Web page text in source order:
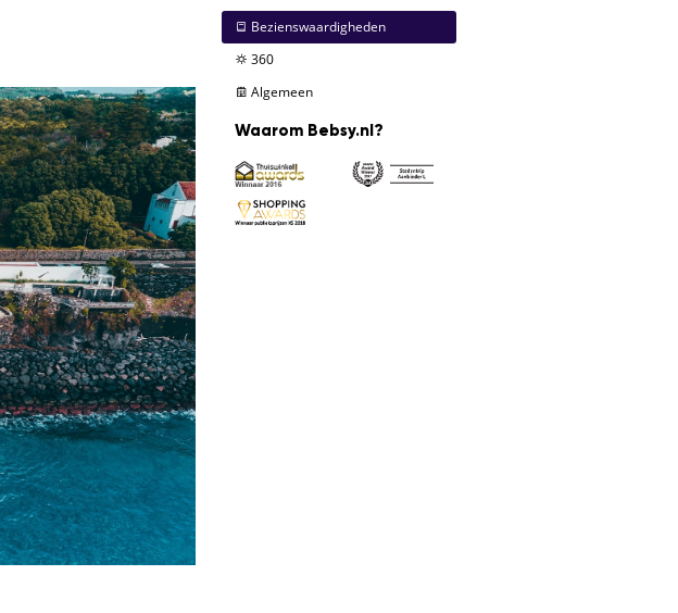
Bezienswaardigheden
360
Algemeen
Waarom Bebsy.nl?